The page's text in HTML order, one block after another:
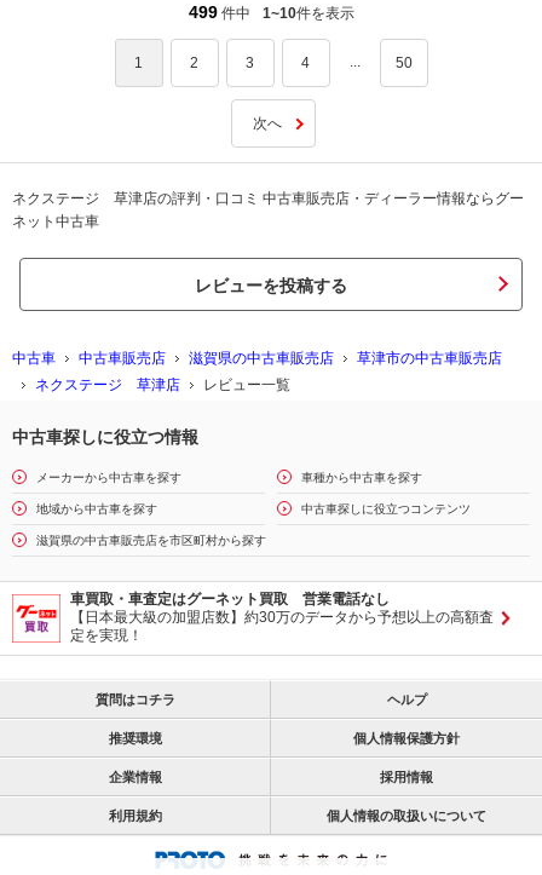
499 件中 1~10件を表示
1 2 3 4 ... 50
次へ
ネクステージ 草津店の評判・口コミ 中古車販売店・ディーラー情報ならグー
ネット中古車
レビューを投稿する
中古車 中古車販売店 滋賀県の中古車販売店
草津市の中古車販売店
ネクステージ 草津店
レビュー一覧
中古車探しに役立つ情報
メーカーから中古車を探す 車種から中古車を探す
地域から中古車を探す 中古車探しに役立つコンテンツ
滋賀県の中古車販売店を市区町村から探す
車買取・車査定はグーネット買取 営業電話なし
【日本最大級の加盟店数】約30万のデータから予想以上の高額査
定を実現！
質問はコチラ ヘルプ
推奨環境 個人情報保護方針
企業情報 採用情報
利用規約 個人情報の取扱いについて